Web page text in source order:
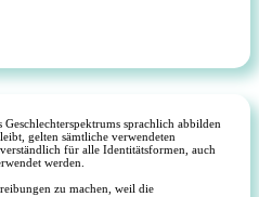
sprachlich abbilden
gelten sämtliche verwendeten
für alle Identitätsformen, auch
werden.
zu machen, weil die